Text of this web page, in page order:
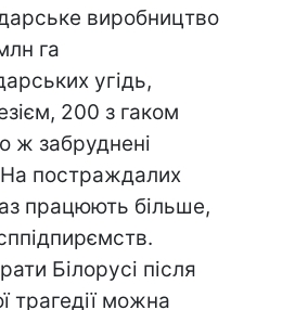
виробництво
га
угідь,
200 з гаком
ж забруднені
постраждалих
працюють більше,
Білорусі після
трагедії можна